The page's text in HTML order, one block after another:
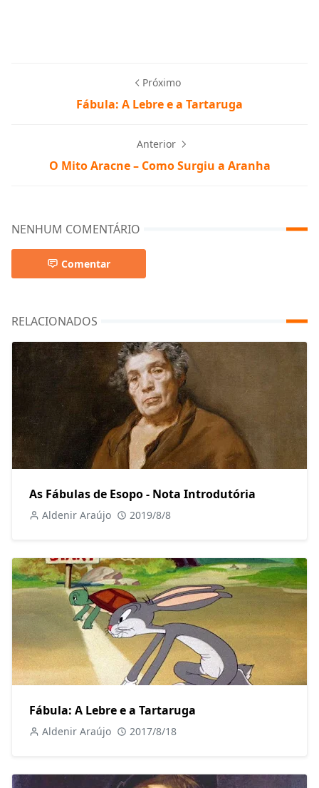
Próximo
Fábula: A Lebre e a Tartaruga
Anterior
O Mito Aracne – Como Surgiu a Aranha
NENHUM COMENTÁRIO
Comentar
RELACIONADOS
As Fábulas de Esopo - Nota Introdutória
Aldenir Araújo 2019/8/8
Fábula: A Lebre e a Tartaruga
Aldenir Araújo 2017/8/18